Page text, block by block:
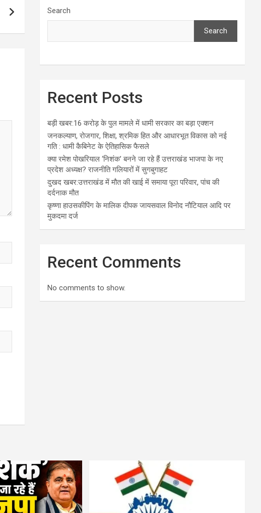
Search
Search
Recent Posts
बड़ी खबर:16 करोड़ के पुल मामले में धामी सरकार का बड़ा एक्शन
जनकल्याण, रोजगार, शिक्षा, श्रमिक हित और आधारभूत विकास को नई
गति : धामी कैबिनेट के ऐतिहासिक फैसले
क्या रमेश पोखरियाल ‘निशंक’ बनने जा रहे हैं उत्तराखंड भाजपा के नए
प्रदेश अध्यक्ष? राजनीति गलियारों में सुगबुगाहट
दुखद खबर:उत्तराखंड में मौत की खाई में समाया पूरा परिवार, पांच की
दर्दनाक मौत
कृष्णा हाउसकीपिंग के मालिक दीपक जायसवाल विनोद नौटियाल आदि पर
मुकदमा दर्ज
Recent Comments
No comments to show.